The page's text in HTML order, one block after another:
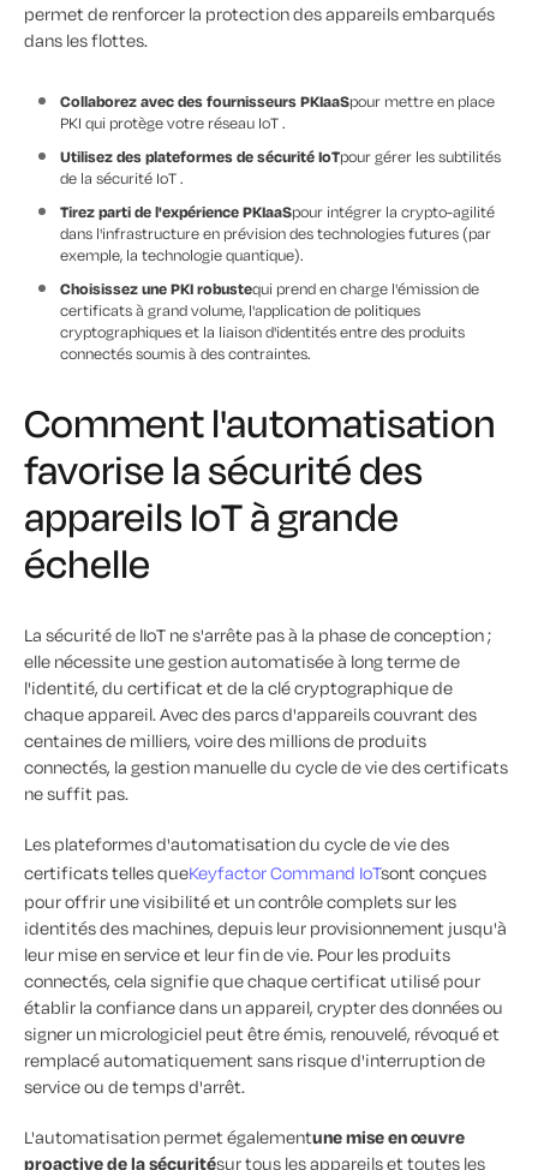
permet de renforcer la protection des appareils embarqués
dans les flottes.
Collaborez avec des fournisseurs PKIaaSpour mettre en place
PKI qui protège votre réseau IoT .
Utilisez des plateformes de sécurité IoTpour gérer les subtilités
de la sécurité IoT .
Tirez parti de l'expérience PKIaaSpour intégrer la crypto-agilité
dans l'infrastructure en prévision des technologies futures (par
exemple, la technologie quantique).
Choisissez une PKI robustequi prend en charge l'émission de
certificats à grand volume, l'application de politiques
cryptographiques et la liaison d'identités entre des produits
connectés soumis à des contraintes.
Comment l'automatisation
favorise la sécurité des
appareils IoT à grande
échelle
La sécurité de lIoT ne s'arrête pas à la phase de conception ;
elle nécessite une gestion automatisée à long terme de
l'identité, du certificat et de la clé cryptographique de
chaque appareil. Avec des parcs d'appareils couvrant des
centaines de milliers, voire des millions de produits
connectés, la gestion manuelle du cycle de vie des certificats
ne suffit pas.
Les plateformes d'automatisation du cycle de vie des
certificats telles queKeyfactor Command IoTsont conçues
pour offrir une visibilité et un contrôle complets sur les
identités des machines, depuis leur provisionnement jusqu'à
leur mise en service et leur fin de vie. Pour les produits
connectés, cela signifie que chaque certificat utilisé pour
établir la confiance dans un appareil, crypter des données ou
signer un micrologiciel peut être émis, renouvelé, révoqué et
remplacé automatiquement sans risque d'interruption de
service ou de temps d'arrêt.
L'automatisation permet égalementune mise en œuvre
proactive de la sécuritésur tous les appareils et toutes les